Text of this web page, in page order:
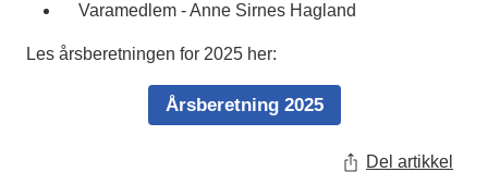
Varamedlem - Anne Sirnes Hagland
Les årsberetningen for 2025 her:
Årsberetning 2025
Del artikkel